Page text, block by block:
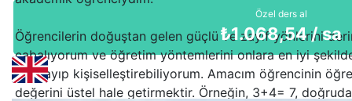
Öğrencilerin doğuştan gelen güçlü ve zayıf yönlerini
çabalıyorum ve öğretim yöntemlerini onlara en iyi
uyarlayıp kişiselleştirebiliyorum. Amacım öğrencinin
değerini üstel hale getirmektir. Örneğin, 3+4= 7,
Özel ders al
₺1.068,54/ sa